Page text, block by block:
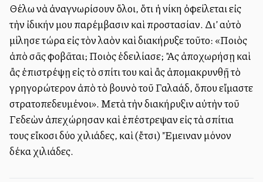
Θέλω νὰ ἀναγνωρίσουν ὅλοι, ὅτι ἡ νίκη ὀφείλεται εἰς
τὴν ἰδικήν μου παρέμβασιν καὶ προστασίαν. Δι’ αὐτὸ
μίλησε τώρα εἰς τὸν λαὸν καὶ διακήρυξε τοῦτο: «Ποιὸς
ἀπὸ σᾶς φοβᾶται; Ποιὸς ἐδειλίασε; Ἂς ἀποχωρήσῃ καὶ
ἂς ἐπιστρέψῃ εἰς τὸ σπίτι του καὶ ἂς ἀπομακρυνθῇ τὸ
γρηγορώτερον ἀπὸ τὸ βουνὸ τοῦ Γαλαάδ, ὅπου εἴμαστε
στρατοπεδευμένοι». Μετὰ τὴν διακήρυξιν αὐτὴν τοῦ
Γεδεὼν ἀπεχώρησαν καὶ ἐπέστρεψαν εἰς τὰ σπίτια
τους εἴκοσι δύο χιλιάδες, καὶ (ἔτσι) Ἔμειναν μόνον
δέκα χιλιάδες.